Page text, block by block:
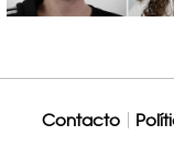
Contacto